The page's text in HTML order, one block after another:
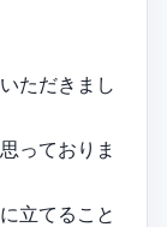
ただきまし
っておりま
立てること